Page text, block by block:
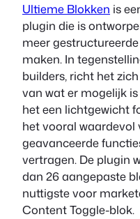
Ultieme Blokken is
plugin die is
meer
maken. In
builders, richt het
van wat er mogelijk
het een lichtgewicht
het vooral waardevol
geavanceerde
vertragen. De plugin
dan 26 aangepaste
nuttigste voor
Content Toggle-blok.